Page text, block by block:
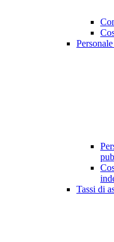
Tassi di